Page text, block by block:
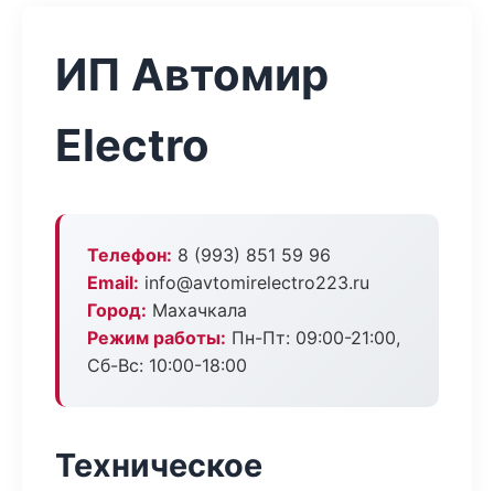
ИП Автомир
Electro
Телефон: 8 (993) 851 59 96
Email: info@avtomirelectro223.ru
Город: Махачкала
Режим работы: Пн-Пт: 09:00-21:00,
Сб-Вс: 10:00-18:00
Техническое